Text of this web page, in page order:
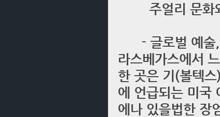
주얼리 문화와
- 글로벌 예술,
라스베가스에서
한 곳은 기(볼텍
에 언급되는 미국
에나 있을법한 장